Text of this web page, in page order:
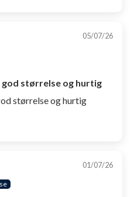
05/07/26
størrelse og hurtig
størrelse og hurtig
01/07/26